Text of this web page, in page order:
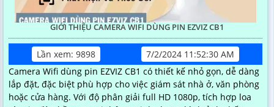
GIỚI THIỆU CAMERA WIFI DÙNG PIN EZVIZ CB1
Lần xem: 9898
7/2/2024 11:52:30 AM
Camera Wifi dùng pin EZVIZ CB1 có thiết kế nhỏ gọn, dễ dàng
lắp đặt, đặc biệt phù hợp cho việc giám sát nhà ở, văn phòng
hoặc cửa hàng. Với độ phân giải full HD 1080p, tích hợp loa